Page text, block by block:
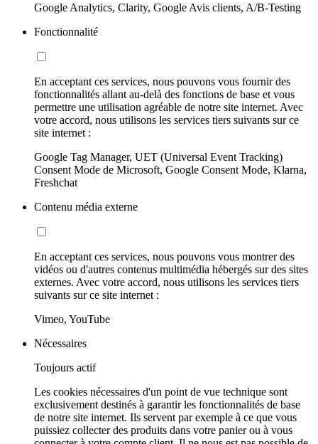
Google Analytics, Clarity, Google Avis clients, A/B-Testing
Fonctionnalité
En acceptant ces services, nous pouvons vous fournir des
fonctionnalités allant au-delà des fonctions de base et vous
permettre une utilisation agréable de notre site internet. Avec
votre accord, nous utilisons les services tiers suivants sur ce
site internet :
Google Tag Manager, UET (Universal Event Tracking)
Consent Mode de Microsoft, Google Consent Mode, Klarna,
Freshchat
Contenu média externe
En acceptant ces services, nous pouvons vous montrer des
vidéos ou d'autres contenus multimédia hébergés sur des sites
externes. Avec votre accord, nous utilisons les services tiers
suivants sur ce site internet :
Vimeo, YouTube
Nécessaires
Toujours actif
Les cookies nécessaires d'un point de vue technique sont
exclusivement destinés à garantir les fonctionnalités de base
de notre site internet. Ils servent par exemple à ce que vous
puissiez collecter des produits dans votre panier ou à vous